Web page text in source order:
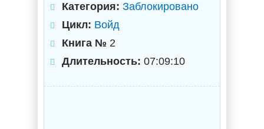
Категория: Заблокировано
Цикл: Войд
Книга № 2
Длительность: 07:09:10